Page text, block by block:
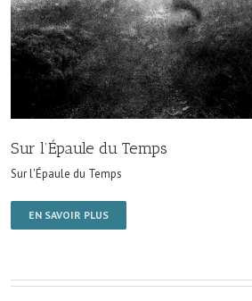
Sur l’Épaule du Temps
Sur l'Épaule du Temps
EN SAVOIR PLUS